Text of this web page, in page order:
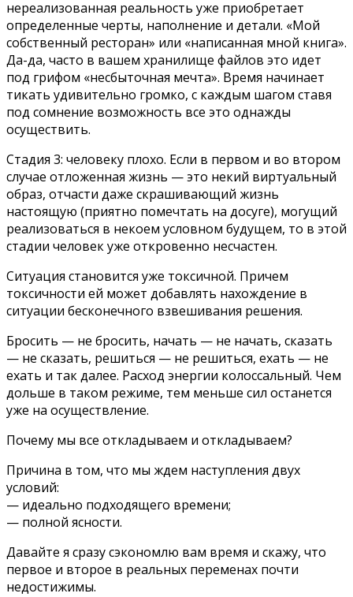
нереализованная реальность уже приобретает
определенные черты, наполнение и детали. «Мой
собственный ресторан» или «написанная мной книга».
Да-да, часто в вашем хранилище файлов это идет
под грифом «несбыточная мечта». Время начинает
тикать удивительно громко, с каждым шагом ставя
под сомнение возможность все это однажды
осуществить.
Стадия 3: человеку плохо. Если в первом и во втором
случае отложенная жизнь — это некий виртуальный
образ, отчасти даже скрашивающий жизнь
настоящую (приятно помечтать на досуге), могущий
реализоваться в некоем условном будущем, то в этой
стадии человек уже откровенно несчастен.
Ситуация становится уже токсичной. Причем
токсичности ей может добавлять нахождение в
ситуации бесконечного взвешивания решения.
Бросить — не бросить, начать — не начать, сказать
— не сказать, решиться — не решиться, ехать — не
ехать и так далее. Расход энергии колоссальный. Чем
дольше в таком режиме, тем меньше сил останется
уже на осуществление.
Почему мы все откладываем и откладываем?
Причина в том, что мы ждем наступления двух
условий:
— идеально подходящего времени;
— полной ясности.
Давайте я сразу сэкономлю вам время и скажу, что
первое и второе в реальных переменах почти
недостижимы.